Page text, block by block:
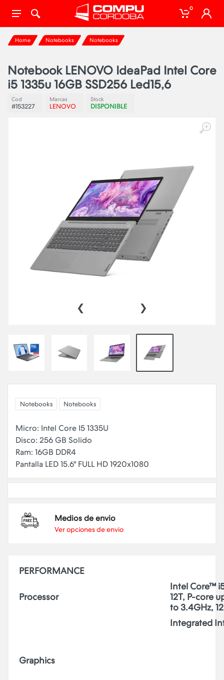
0
Home Notebooks Notebooks
Notebook LENOVO IdeaPad Intel Core
i5 1335u 16GB SSD256 Led15,6
Cod
#153227
Marcas
LENOVO
Stock
DISPONIBLE
‹ ›
Notebooks Notebooks
Micro: Intel Core I5 1335U
Disco: 256 GB Solido
Ram: 16GB DDR4
Medios de envio
Ver opciones de envio
PERFORMANCE
Processor
Intel Core™
12T, P-core
to 3.4GHz,
Graphics
Integrated